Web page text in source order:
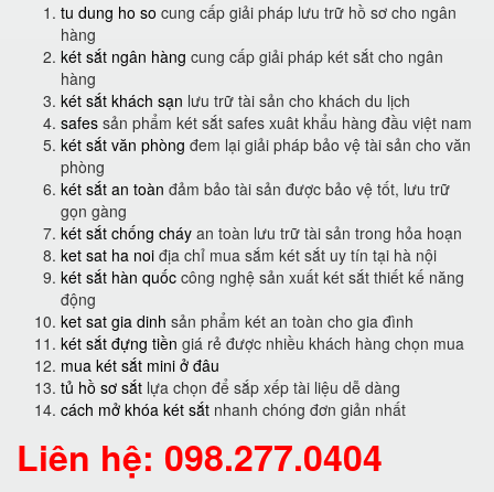
tu dung ho so cung cấp giải pháp lưu trữ hồ sơ cho ngân
hàng
két sắt ngân hàng cung cấp giải pháp két sắt cho ngân
hàng
két sắt khách sạn lưu trữ tài sản cho khách du lịch
safes sản phẩm két sắt safes xuât khẩu hàng đầu việt nam
két sắt văn phòng đem lại giải pháp bảo vệ tài sản cho văn
phòng
két sắt an toàn đảm bảo tài sản được bảo vệ tốt, lưu trữ
gọn gàng
két sắt chống cháy an toàn lưu trữ tài sản trong hỏa hoạn
ket sat ha noi địa chỉ mua sắm két sắt uy tín tại hà nội
két sắt hàn quốc công nghệ sản xuất két sắt thiết kế năng
động
ket sat gia dinh sản phẩm két an toàn cho gia đình
két sắt đựng tiền giá rẻ được nhiều khách hàng chọn mua
mua két sắt mini ở đâu
tủ hồ sơ sắt lựa chọn để sắp xếp tài liệu dễ dàng
cách mở khóa két sắt nhanh chóng đơn giản nhất
Liên hệ: 098.277.0404